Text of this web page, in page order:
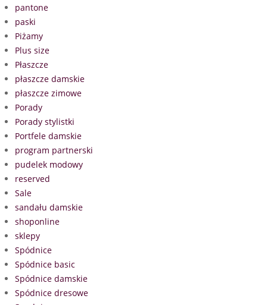
pantone
paski
Piżamy
Plus size
Płaszcze
płaszcze damskie
płaszcze zimowe
Porady
Porady stylistki
Portfele damskie
program partnerski
pudelek modowy
reserved
Sale
sandału damskie
shoponline
sklepy
Spódnice
Spódnice basic
Spódnice damskie
Spódnice dresowe